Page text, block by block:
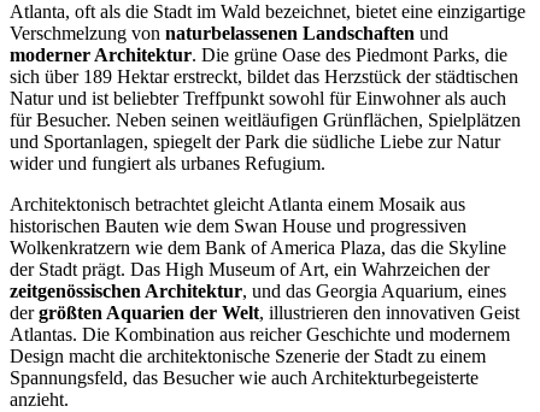
Atlanta, oft als die Stadt im Wald bezeichnet, bietet eine einzigartige
Verschmelzung von naturbelassenen Landschaften und
moderner Architektur. Die grüne Oase des Piedmont Parks, die
sich über 189 Hektar erstreckt, bildet das Herzstück der städtischen
Natur und ist beliebter Treffpunkt sowohl für Einwohner als auch
für Besucher. Neben seinen weitläufigen Grünflächen, Spielplätzen
und Sportanlagen, spiegelt der Park die südliche Liebe zur Natur
wider und fungiert als urbanes Refugium.
Architektonisch betrachtet gleicht Atlanta einem Mosaik aus
historischen Bauten wie dem Swan House und progressiven
Wolkenkratzern wie dem Bank of America Plaza, das die Skyline
der Stadt prägt. Das High Museum of Art, ein Wahrzeichen der
zeitgenössischen Architektur, und das Georgia Aquarium, eines
dergrößten Aquarien der Welt, illustrieren den innovativen Geist
Atlantas. Die Kombination aus reicher Geschichte und modernem
Design macht die architektonische Szenerie der Stadt zu einem
Spannungsfeld, das Besucher wie auch Architekturbegeisterte
anzieht.